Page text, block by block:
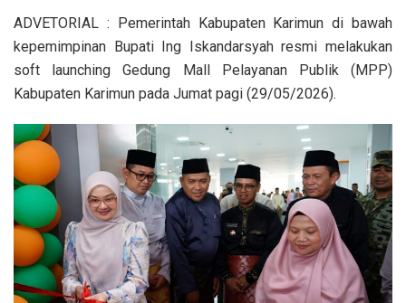
ADVETORIAL : Pemerintah Kabupaten Karimun di bawah
kepemimpinan Bupati Ing Iskandarsyah resmi melakukan
soft launching Gedung Mall Pelayanan Publik (MPP)
Kabupaten Karimun pada Jumat pagi (29/05/2026).